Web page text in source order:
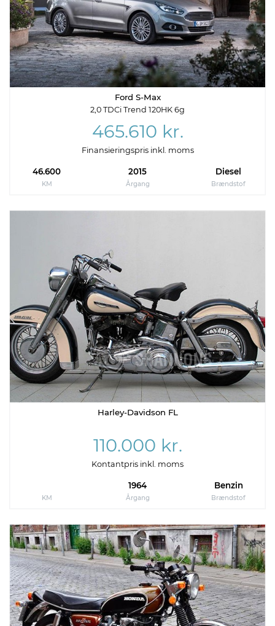
Ford S-Max
2,0 TDCi Trend 120HK 6g
465.610 kr.
Finansieringspris inkl. moms
46.600
KM
2015
Årgang
Diesel
Brændstof
Harley-Davidson FL
110.000 kr.
Kontantpris inkl. moms
KM
1964
Årgang
Benzin
Brændstof